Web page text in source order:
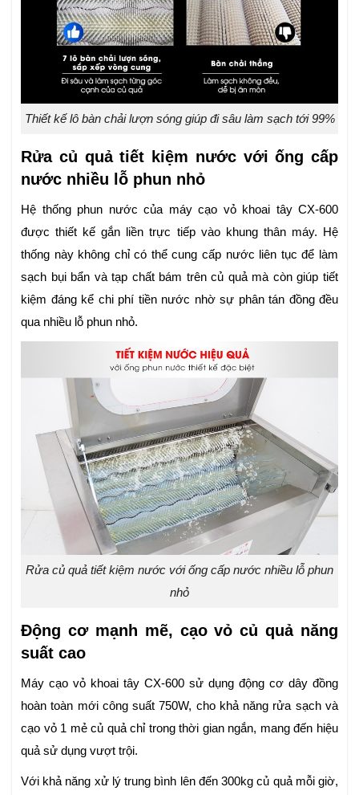
Thiết kế lô bàn chải lượn sóng giúp đi sâu làm sạch tới 99%
Rửa củ quả tiết kiệm nước với ống cấp
nước nhiều lỗ phun nhỏ
Hệ thống phun nước của máy cạo vỏ khoai tây CX-600
được thiết kế gắn liền trực tiếp vào khung thân máy. Hệ
thống này không chỉ có thể cung cấp nước liên tục để làm
sạch bụi bẩn và tạp chất bám trên củ quả mà còn giúp tiết
kiệm đáng kể chi phí tiền nước nhờ sự phân tán đồng đều
qua nhiều lỗ phun nhỏ.
Rửa củ quả tiết kiệm nước với ống cấp nước nhiều lỗ phun
nhỏ
Động cơ mạnh mẽ, cạo vỏ củ quả năng
suất cao
Máy cạo vỏ khoai tây CX-600 sử dụng động cơ dây đồng
hoàn toàn mới công suất 750W, cho khả năng rửa sạch và
cạo vỏ 1 mẻ củ quả chỉ trong thời gian ngắn, mang đến hiệu
quả sử dụng vượt trội.
Với khả năng xử lý trung bình lên đến 300kg củ quả mỗi giờ,